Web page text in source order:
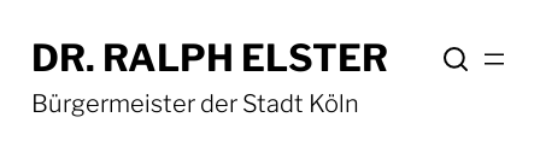
DR. RALPH ELSTER
Bürgermeister der Stadt Köln